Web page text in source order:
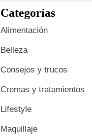
Categorías
Alimentación
Belleza
Consejos y trucos
Cremas y tratamientos
Lifestyle
Maquillaje